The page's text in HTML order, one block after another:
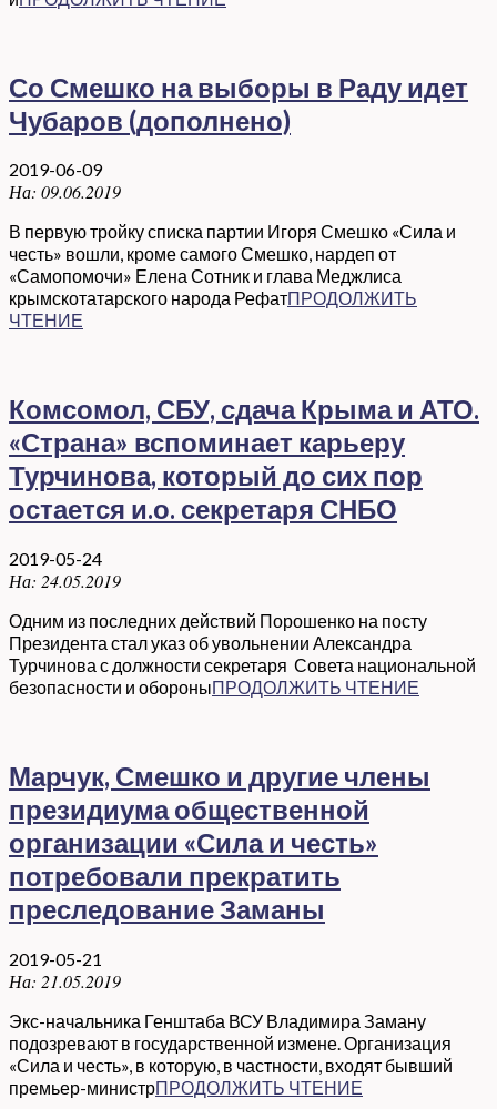
Со Смешко на выборы в Раду идет
Чубаров (дополнено)
2019-06-09
На: 09.06.2019
В первую тройку списка партии Игоря Смешко «Сила и
честь» вошли, кроме самого Смешко, нардеп от
«Самопомочи» Елена Сотник и глава Меджлиса
крымскотатарского народа РефатПРОДОЛЖИТЬ
ЧТЕНИЕ
Комсомол, СБУ, сдача Крыма и АТО.
«Страна» вспоминает карьеру
Турчинова, который до сих пор
остается и.о. секретаря СНБО
2019-05-24
На: 24.05.2019
Одним из последних действий Порошенко на посту
Президента стал указ об увольнении Александра
Турчинова с должности секретаря Совета национальной
безопасности и обороныПРОДОЛЖИТЬ ЧТЕНИЕ
Марчук, Смешко и другие члены
президиума общественной
организации «Сила и честь»
потребовали прекратить
преследование Заманы
2019-05-21
На: 21.05.2019
Экс-начальника Генштаба ВСУ Владимира Заману
подозревают в государственной измене. Организация
«Сила и честь», в которую, в частности, входят бывший
премьер-министрПРОДОЛЖИТЬ ЧТЕНИЕ